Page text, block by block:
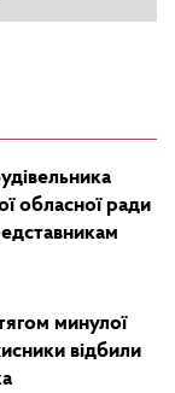
обласної ради
минулої
відбили